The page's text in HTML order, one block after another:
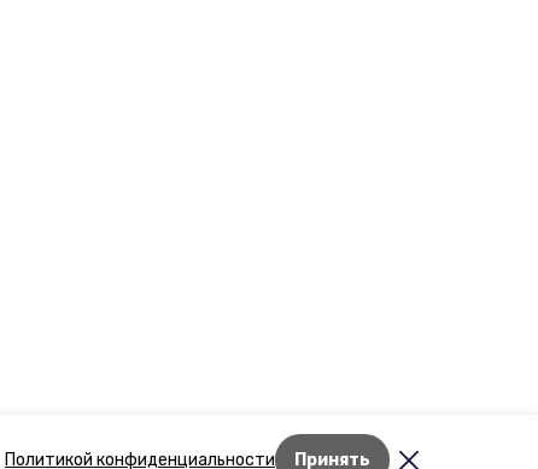
Политикой конфиденциальности Принять
Лента новостей